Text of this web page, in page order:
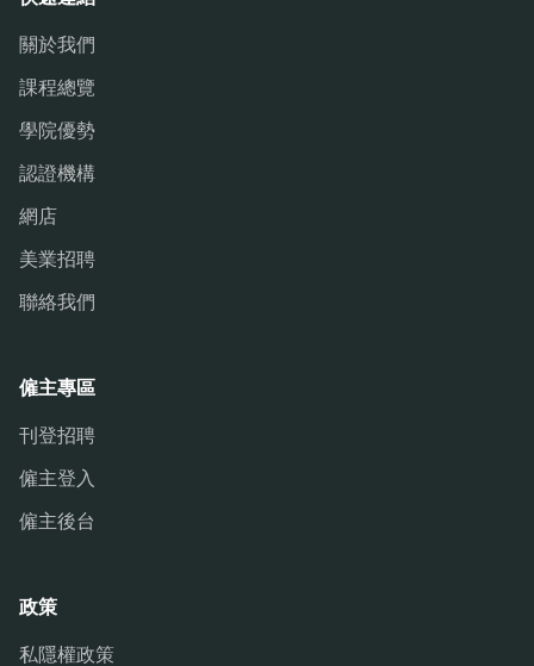
關於我們
課程總覽
學院優勢
認證機構
網店
美業招聘
聯絡我們
僱主專區
刊登招聘
僱主登入
僱主後台
政策
私隱權政策